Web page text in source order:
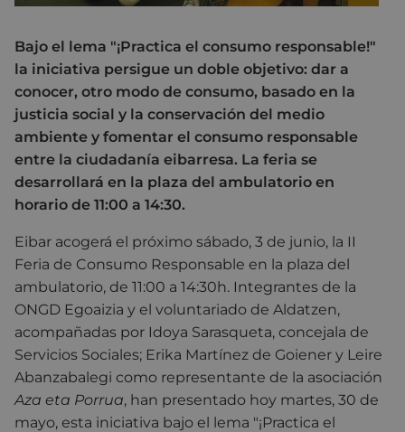
Bajo el lema "¡Practica el consumo responsable!"
la iniciativa persigue un doble objetivo: dar a
conocer, otro modo de consumo, basado en la
justicia social y la conservación del medio
ambiente y fomentar el consumo responsable
entre la ciudadanía eibarresa. La feria se
desarrollará en la plaza del ambulatorio en
horario de 11:00 a 14:30.
Eibar acogerá el próximo sábado, 3 de junio, la II
Feria de Consumo Responsable en la plaza del
ambulatorio, de 11:00 a 14:30h. Integrantes de la
ONGD Egoaizia y el voluntariado de Aldatzen,
acompañadas por Idoya Sarasqueta, concejala de
Servicios Sociales; Erika Martínez de Goiener y Leire
Abanzabalegi como representante de la asociación
Aza eta Porrua, han presentado hoy martes, 30 de
mayo, esta iniciativa bajo el lema "¡Practica el